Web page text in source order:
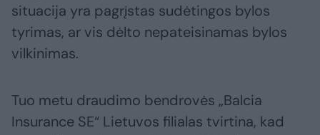
situacija yra pagrįstas sudėtingos bylos
tyrimas, ar vis dėlto nepateisinamas bylos
vilkinimas.
Tuo metu draudimo bendrovės „Balcia
Insurance SE“ Lietuvos filialas tvirtina, kad